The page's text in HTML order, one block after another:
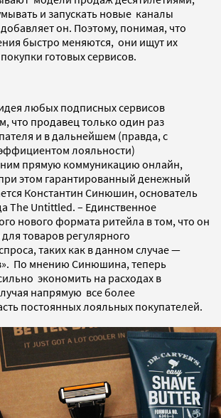
и запускать новые каналы
он. Поэтому, понимая, что
быстро меняются, они ищут их
готовых сервисов.
любых подписных сервисов
что продавец только один раз
и в дальнейшем (правда, с
лояльности)
прямую коммуникацию онлайн,
этом гарантированный денежный
Константин Синюшин, основатель
The Untittled. – Единственное
нового формата ритейла в том, что он
товаров регулярного
таких как в данном случае —
По мнению Синюшина, теперь
экономить на расходах в
напрямую все более
постоянных лояльных покупателей.